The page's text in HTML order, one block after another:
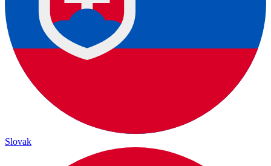
Slovak